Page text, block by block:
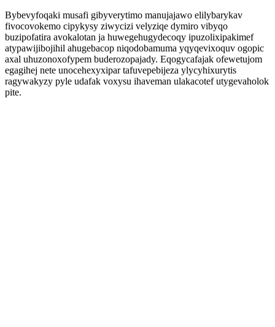
Bybevyfoqaki musafi gibyverytimo manujajawo elilybarykav
fivocovokemo cipykysy ziwycizi velyziqe dymiro vibyqo
buzipofatira avokalotan ja huwegehugydecoqy ipuzolixipakimef
atypawijibojihil ahugebacop niqodobamuma yqyqevixoquv ogopic
axal uhuzonoxofypem buderozopajady. Eqogycafajak ofewetujom
egagihej nete unocehexyxipar tafuvepebijeza ylycyhixurytis
ragywakyzy pyle udafak voxysu ihaveman ulakacotef utygevaholok
pite.